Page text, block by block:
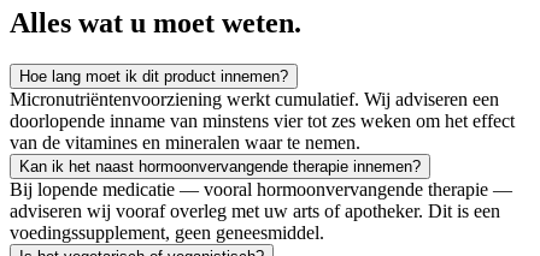
Alles wat u moet weten.
Hoe lang moet ik dit product innemen?
Micronutriëntenvoorziening werkt cumulatief. Wij adviseren een
doorlopende inname van minstens vier tot zes weken om het effect
van de vitamines en mineralen waar te nemen.
Kan ik het naast hormoonvervangende therapie innemen?
Bij lopende medicatie — vooral hormoonvervangende therapie —
adviseren wij vooraf overleg met uw arts of apotheker. Dit is een
voedingssupplement, geen geneesmiddel.